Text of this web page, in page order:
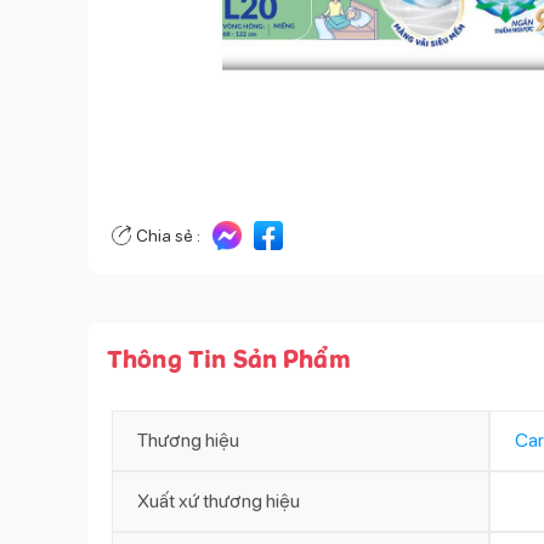
Chia sẻ :
Thông Tin Sản Phẩm
Thương hiệu
Xuất xứ thương hiệu